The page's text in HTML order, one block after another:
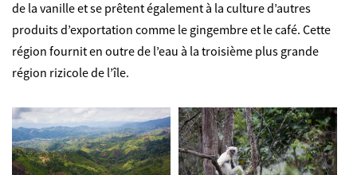
de la vanille et se prêtent également à la culture d’autres
produits d’exportation comme le gingembre et le café. Cette
région fournit en outre de l’eau à la troisième plus grande
région rizicole de l’île.